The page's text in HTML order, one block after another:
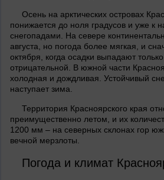
Осень на арктических островах
понижается до ноля градусов и уже к
снегопадами. На севере
августа, но погода более мягкая, и
октября, когда осадки выпадают
отрицательной. В южной части
холодная и дождливая. Устойчивый
наступает зима.
Территория Красноярского края
преимущественно летом, и их
1200 мм – на северных склонах гор
вечной мерзлоты.
Погода и климат